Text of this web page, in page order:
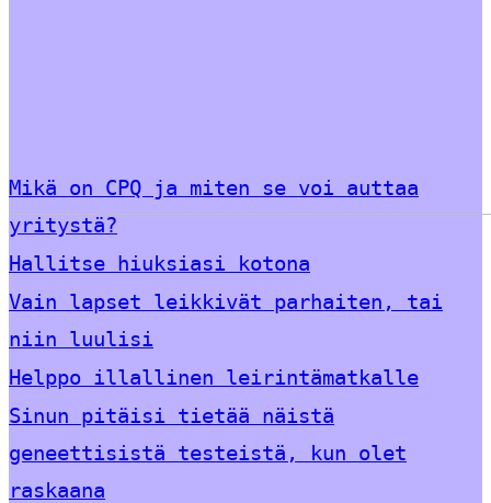
Mikä on CPQ ja miten se voi auttaa
yritystä?
Hallitse hiuksiasi kotona
Vain lapset leikkivät parhaiten, tai
niin luulisi
Helppo illallinen leirintämatkalle
Sinun pitäisi tietää näistä
geneettisistä testeistä, kun olet
raskaana